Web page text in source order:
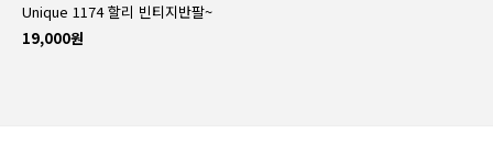
Unique 1174 할리 빈티지반팔~
19,000원